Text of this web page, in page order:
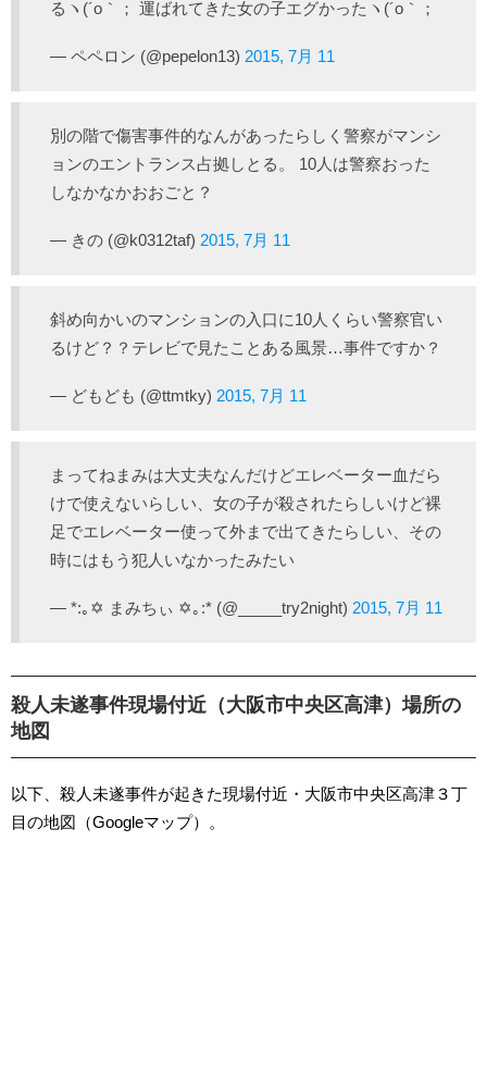
るヽ(´o｀； 運ばれてきた女の子エグかったヽ(´o｀；
— ペペロン (@pepelon13) 2015, 7月 11
別の階で傷害事件的なんがあったらしく警察がマンシ
ョンのエントランス占拠しとる。 10人は警察おった
しなかなかおおごと？
— きの (@k0312taf) 2015, 7月 11
斜め向かいのマンションの入口に10人くらい警察官い
るけど？？テレビで見たことある風景…事件ですか？
— どもども (@ttmtky) 2015, 7月 11
まってねまみは大丈夫なんだけどエレベーター血だら
けで使えないらしい、女の子が殺されたらしいけど裸
足でエレベーター使って外まで出てきたらしい、その
時にはもう犯人いなかったみたい
— *:｡✡ まみちぃ ✡｡:* (@_____try2night) 2015, 7月 11
殺人未遂事件現場付近（大阪市中央区高津）場所の
地図
以下、殺人未遂事件が起きた現場付近・大阪市中央区高津３丁
目の地図（Googleマップ）。